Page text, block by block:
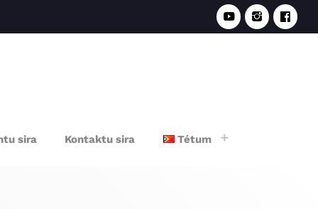
sira Kontaktu sira Tétum